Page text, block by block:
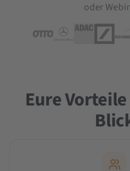
oder
Eure